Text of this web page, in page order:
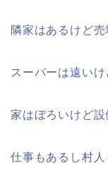
隣家はあるけど売
スーパーは遠い
家はぼろいけど
仕事もあるし村人